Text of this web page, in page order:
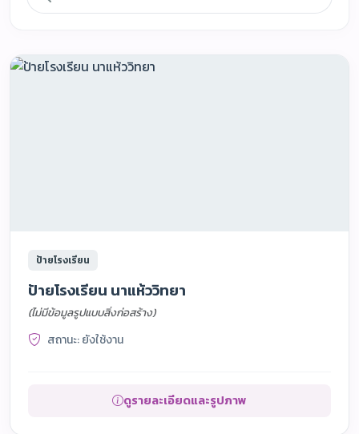
ป้ายโรงเรียน
ป้ายโรงเรียน นาแห้ววิทยา
(ไม่มีข้อมูลรูปแบบสิ่งก่อสร้าง)
สถานะ: ยังใช้งาน
ดูรายละเอียดและรูปภาพ